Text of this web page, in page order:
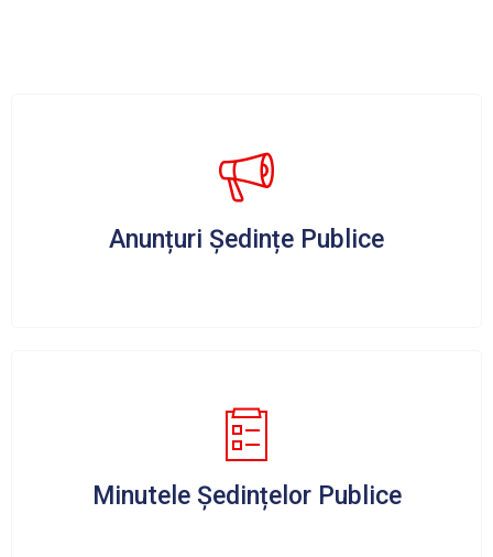
Anunțuri Ședințe Publice
Minutele Ședințelor Publice